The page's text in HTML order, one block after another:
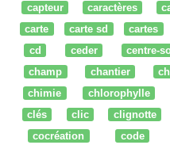
capteur
caractères
carte
carte sd cartes
cd
ceder centre-
champ
chantier
chimie
chlorophylle
clés
clic clignotte
cocréation
code